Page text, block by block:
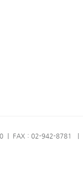
FAX : 02-942-8781